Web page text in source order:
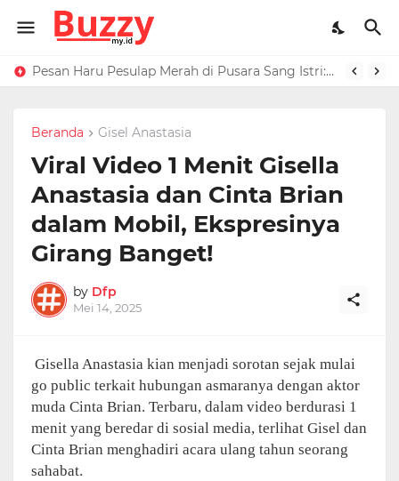
Pesan Haru Pesulap Merah di Pusara Sang Istri: Sekarang Kamu Enggak Perlu Sakit Disuntik Lagi
Raffi Ahmad Masih di LN, Kirim Rp 1 M ke Jeje Buat Korban Longsor Bandung Barat
Beranda Gisel Anastasia
Viral Video 1 Menit Gisella
Anastasia dan Cinta Brian
dalam Mobil, Ekspresinya
Girang Banget!
by Dfp
Mei 14, 2025
Gisella Anastasia kian menjadi sorotan sejak mulai
go public terkait hubungan asmaranya dengan aktor
muda Cinta Brian. Terbaru, dalam video berdurasi 1
menit yang beredar di sosial media, terlihat Gisel dan
Cinta Brian menghadiri acara ulang tahun seorang
sahabat.